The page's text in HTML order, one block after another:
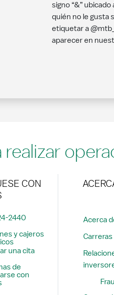
signo “&”
quién no le gusta
etiquetar a
aparecer en
CON
2440
y cajeros
una cita
de
con
Acerca
Carreras